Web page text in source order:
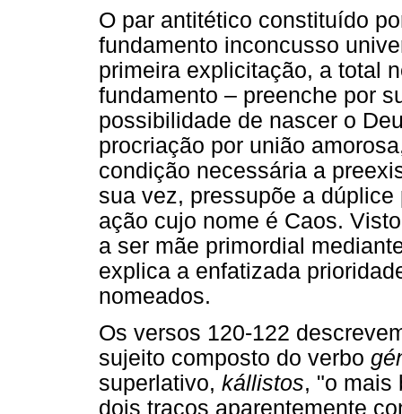
O par antitético constituído
fundamento inconcusso
primeira explicitação, a total
fundamento – preenche por
possibilidade de nascer o
procriação por união
condição necessária a
sua vez, pressupõe a
ação cujo nome é Caos.
a ser mãe primordial
explica a enfatizada
nomeados.
Os versos 120-122
sujeito composto do verbo
superlativo, kállistos, "o mais
dois traços aparentemente